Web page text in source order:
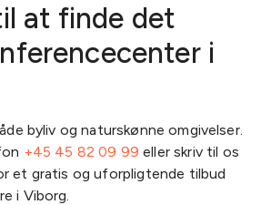
at finde det
i
byliv og naturskønne omgivelser.
+45 45 82 09 99 eller skriv til os
et gratis og uforpligtende tilbud
i Viborg.